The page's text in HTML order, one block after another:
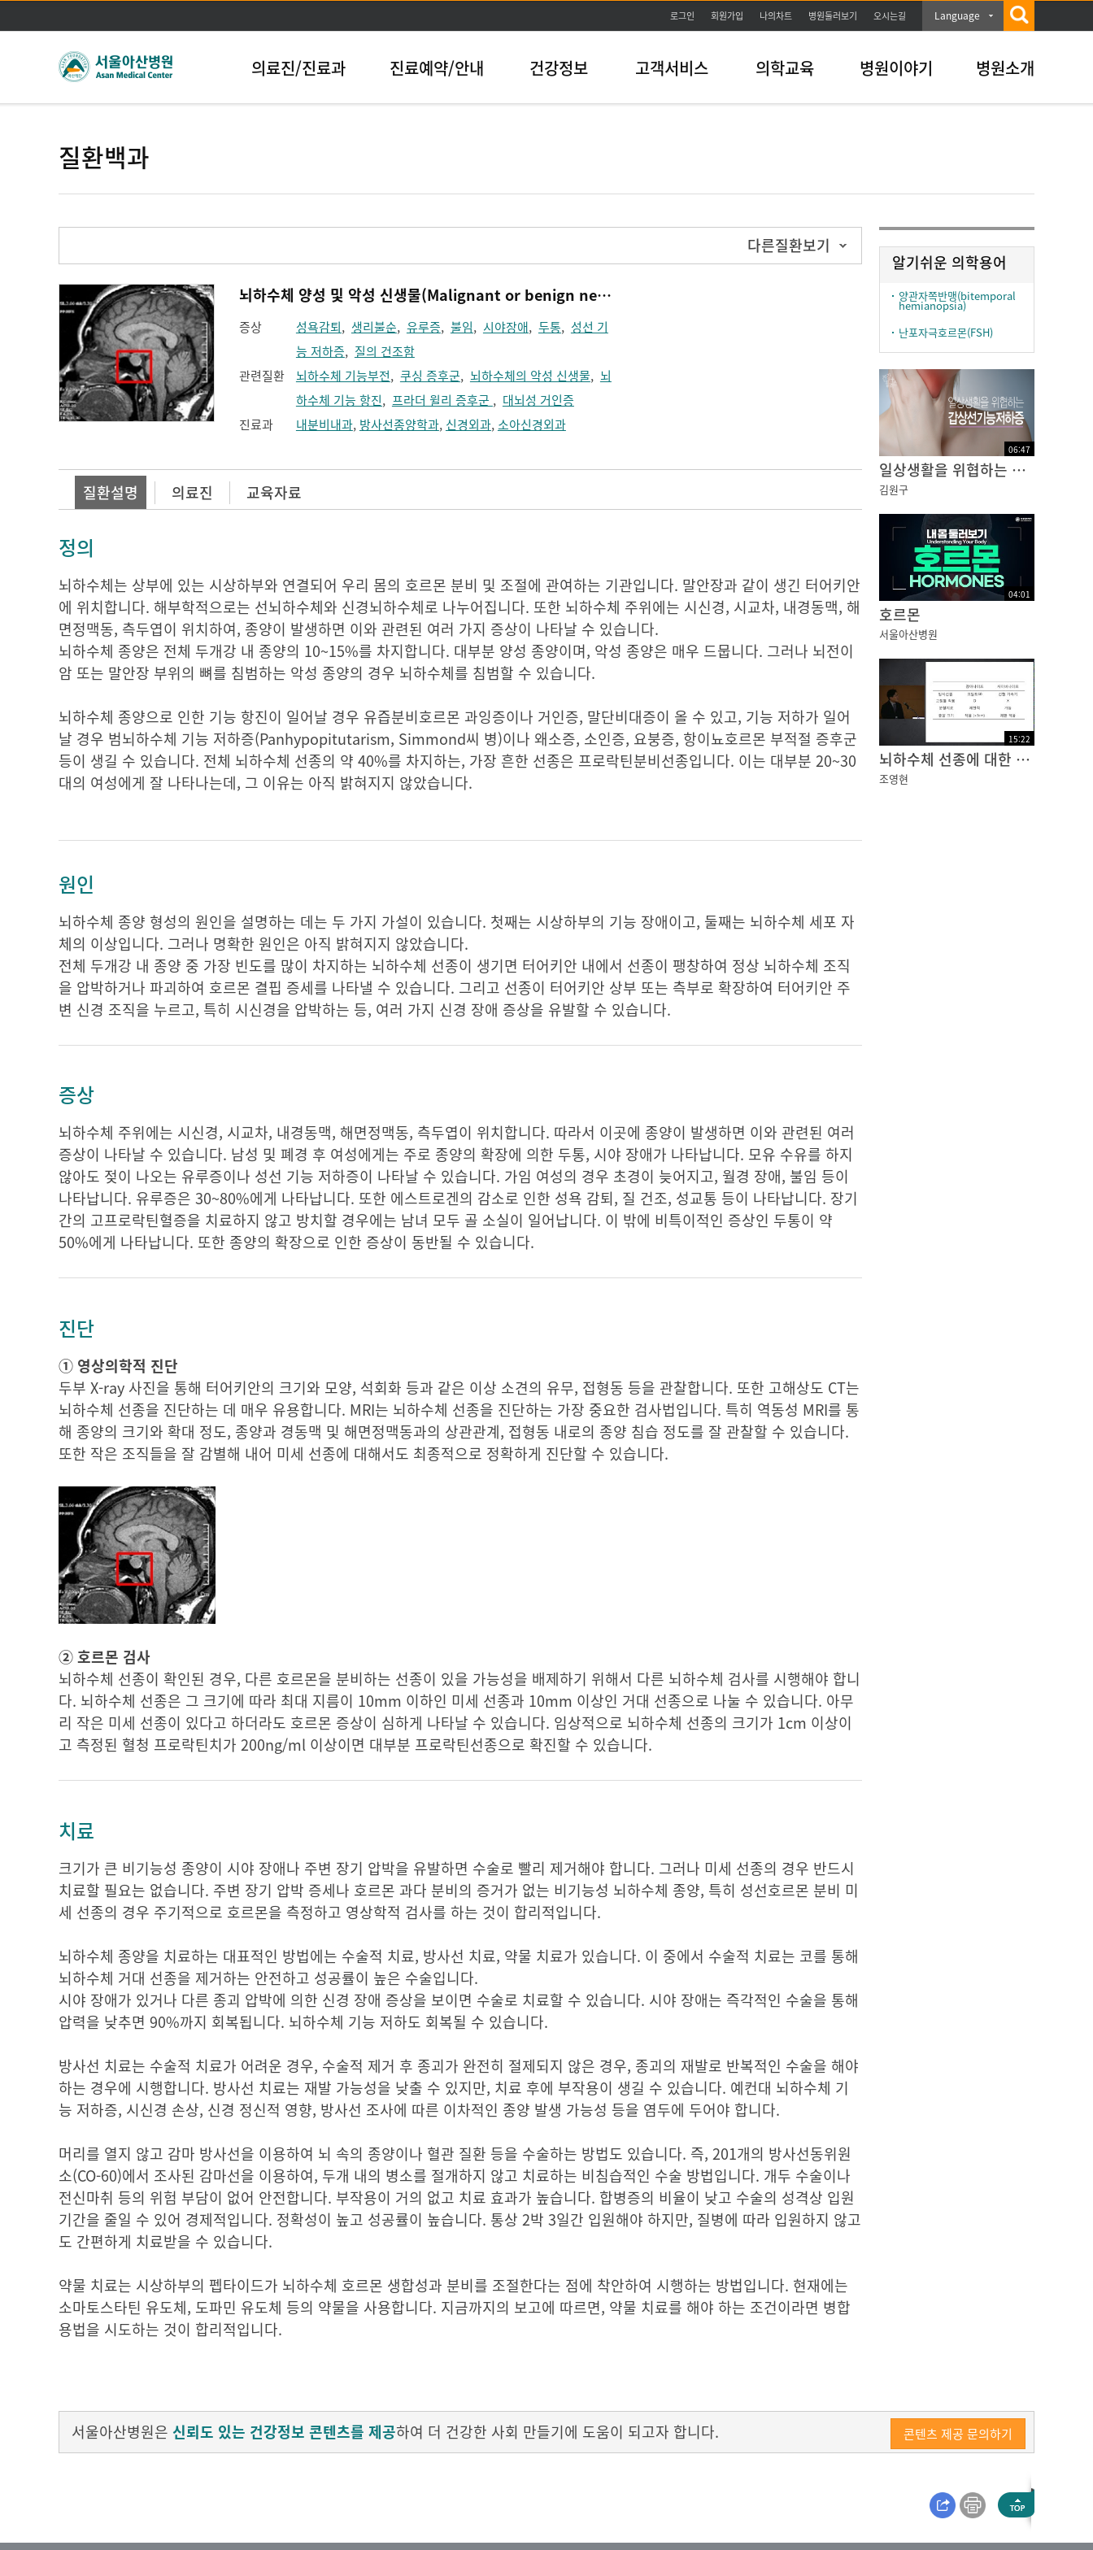
본문바로가기
로그인 회원가입 나의차트 병원둘러보기 오시는길 Language
의료진/진료과 진료예약/안내 건강정보 고객서비스 의학교육 병원이야기 병원소개
질환백과
다른질환보기
뇌하수체 양성 및 악성 신생물(Malignant or benign neoplasm of Pituitary gland)
증상 성욕감퇴, 생리불순, 유루증, 불임, 시야장애, 두통, 성선 기
능 저하증, 질의 건조함
관련질환
뇌하수체 기능부전, 쿠싱 증후군, 뇌하수체의 악성 신생물, 뇌
하수체 기능 항진, 프라더 윌리 증후군 , 대뇌성 거인증
진료과
내분비내과, 방사선종양학과, 신경외과,소아신경외과
질환설명 의료진 교육자료
정의
뇌하수체는 상부에 있는 시상하부와 연결되어 우리 몸의 호르몬 분비 및 조절에 관여하는 기관입니다. 말안장과 같이 생긴 터어키안
에 위치합니다. 해부학적으로는 선뇌하수체와 신경뇌하수체로 나누어집니다. 또한 뇌하수체 주위에는 시신경, 시교차, 내경동맥, 해
면정맥동, 측두엽이 위치하여, 종양이 발생하면 이와 관련된 여러 가지 증상이 나타날 수 있습니다.
뇌하수체 종양은 전체 두개강 내 종양의 10~15%를 차지합니다. 대부분 양성 종양이며, 악성 종양은 매우 드뭅니다. 그러나 뇌전이
암 또는 말안장 부위의 뼈를 침범하는 악성 종양의 경우 뇌하수체를 침범할 수 있습니다.
뇌하수체 종양으로 인한 기능 항진이 일어날 경우 유즙분비호르몬 과잉증이나 거인증, 말단비대증이 올 수 있고, 기능 저하가 일어
날 경우 범뇌하수체 기능 저하증(Panhypopitutarism, Simmond씨 병)이나 왜소증, 소인증, 요붕증, 항이뇨호르몬 부적절 증후군
등이 생길 수 있습니다. 전체 뇌하수체 선종의 약 40%를 차지하는, 가장 흔한 선종은 프로락틴분비선종입니다. 이는 대부분 20~30
대의 여성에게 잘 나타나는데, 그 이유는 아직 밝혀지지 않았습니다.
원인
뇌하수체 종양 형성의 원인을 설명하는 데는 두 가지 가설이 있습니다. 첫째는 시상하부의 기능 장애이고, 둘째는 뇌하수체 세포 자
체의 이상입니다. 그러나 명확한 원인은 아직 밝혀지지 않았습니다.
전체 두개강 내 종양 중 가장 빈도를 많이 차지하는 뇌하수체 선종이 생기면 터어키안 내에서 선종이 팽창하여 정상 뇌하수체 조직
을 압박하거나 파괴하여 호르몬 결핍 증세를 나타낼 수 있습니다. 그리고 선종이 터어키안 상부 또는 측부로 확장하여 터어키안 주
변 신경 조직을 누르고, 특히 시신경을 압박하는 등, 여러 가지 신경 장애 증상을 유발할 수 있습니다.
증상
뇌하수체 주위에는 시신경, 시교차, 내경동맥, 해면정맥동, 측두엽이 위치합니다. 따라서 이곳에 종양이 발생하면 이와 관련된 여러
증상이 나타날 수 있습니다. 남성 및 폐경 후 여성에게는 주로 종양의 확장에 의한 두통, 시야 장애가 나타납니다. 모유 수유를 하지
않아도 젖이 나오는 유루증이나 성선 기능 저하증이 나타날 수 있습니다. 가임 여성의 경우 초경이 늦어지고, 월경 장애, 불임 등이
나타납니다. 유루증은 30~80%에게 나타납니다. 또한 에스트로겐의 감소로 인한 성욕 감퇴, 질 건조, 성교통 등이 나타납니다. 장기
간의 고프로락틴혈증을 치료하지 않고 방치할 경우에는 남녀 모두 골 소실이 일어납니다. 이 밖에 비특이적인 증상인 두통이 약
50%에게 나타납니다. 또한 종양의 확장으로 인한 증상이 동반될 수 있습니다.
진단
① 영상의학적 진단
두부 X-ray 사진을 통해 터어키안의 크기와 모양, 석회화 등과 같은 이상 소견의 유무, 접형동 등을 관찰합니다. 또한 고해상도 CT는
뇌하수체 선종을 진단하는 데 매우 유용합니다. MRI는 뇌하수체 선종을 진단하는 가장 중요한 검사법입니다. 특히 역동성 MRI를 통
해 종양의 크기와 확대 정도, 종양과 경동맥 및 해면정맥동과의 상관관계, 접형동 내로의 종양 침습 정도를 잘 관찰할 수 있습니다.
또한 작은 조직들을 잘 감별해 내어 미세 선종에 대해서도 최종적으로 정확하게 진단할 수 있습니다.
② 호르몬 검사
뇌하수체 선종이 확인된 경우, 다른 호르몬을 분비하는 선종이 있을 가능성을 배제하기 위해서 다른 뇌하수체 검사를 시행해야 합니
다. 뇌하수체 선종은 그 크기에 따라 최대 지름이 10mm 이하인 미세 선종과 10mm 이상인 거대 선종으로 나눌 수 있습니다. 아무
리 작은 미세 선종이 있다고 하더라도 호르몬 증상이 심하게 나타날 수 있습니다. 임상적으로 뇌하수체 선종의 크기가 1cm 이상이
고 측정된 혈청 프로락틴치가 200ng/ml 이상이면 대부분 프로락틴선종으로 확진할 수 있습니다.
치료
크기가 큰 비기능성 종양이 시야 장애나 주변 장기 압박을 유발하면 수술로 빨리 제거해야 합니다. 그러나 미세 선종의 경우 반드시
치료할 필요는 없습니다. 주변 장기 압박 증세나 호르몬 과다 분비의 증거가 없는 비기능성 뇌하수체 종양, 특히 성선호르몬 분비 미
세 선종의 경우 주기적으로 호르몬을 측정하고 영상학적 검사를 하는 것이 합리적입니다.
뇌하수체 종양을 치료하는 대표적인 방법에는 수술적 치료, 방사선 치료, 약물 치료가 있습니다. 이 중에서 수술적 치료는 코를 통해
뇌하수체 거대 선종을 제거하는 안전하고 성공률이 높은 수술입니다.
시야 장애가 있거나 다른 종괴 압박에 의한 신경 장애 증상을 보이면 수술로 치료할 수 있습니다. 시야 장애는 즉각적인 수술을 통해
압력을 낮추면 90%까지 회복됩니다. 뇌하수체 기능 저하도 회복될 수 있습니다.
방사선 치료는 수술적 치료가 어려운 경우, 수술적 제거 후 종괴가 완전히 절제되지 않은 경우, 종괴의 재발로 반복적인 수술을 해야
하는 경우에 시행합니다. 방사선 치료는 재발 가능성을 낮출 수 있지만, 치료 후에 부작용이 생길 수 있습니다. 예컨대 뇌하수체 기
능 저하증, 시신경 손상, 신경 정신적 영향, 방사선 조사에 따른 이차적인 종양 발생 가능성 등을 염두에 두어야 합니다.
머리를 열지 않고 감마 방사선을 이용하여 뇌 속의 종양이나 혈관 질환 등을 수술하는 방법도 있습니다. 즉, 201개의 방사선동위원
소(CO-60)에서 조사된 감마선을 이용하여, 두개 내의 병소를 절개하지 않고 치료하는 비침습적인 수술 방법입니다. 개두 수술이나
전신마취 등의 위험 부담이 없어 안전합니다. 부작용이 거의 없고 치료 효과가 높습니다. 합병증의 비율이 낮고 수술의 성격상 입원
기간을 줄일 수 있어 경제적입니다. 정확성이 높고 성공률이 높습니다. 통상 2박 3일간 입원해야 하지만, 질병에 따라 입원하지 않고
도 간편하게 치료받을 수 있습니다.
약물 치료는 시상하부의 펩타이드가 뇌하수체 호르몬 생합성과 분비를 조절한다는 점에 착안하여 시행하는 방법입니다. 현재에는
소마토스타틴 유도체, 도파민 유도체 등의 약물을 사용합니다. 지금까지의 보고에 따르면, 약물 치료를 해야 하는 조건이라면 병합
용법을 시도하는 것이 합리적입니다.
알기쉬운 의학용어
양관자쪽반맹(bitemporal
hemianopsia)
난포자극호르몬(FSH)
06:47
일상생활을 위협하는 갑상선기능저하증 [건강플러스]
김원구
04:01
호르몬
서울아산병원
15:22
뇌하수체 선종에 대한 방사선수술
조영현
서울아산병원은 신뢰도 있는 건강정보 콘텐츠를 제공하여 더 건강한 사회 만들기에 도움이 되고자 합니다. 콘텐츠 제공 문의하기